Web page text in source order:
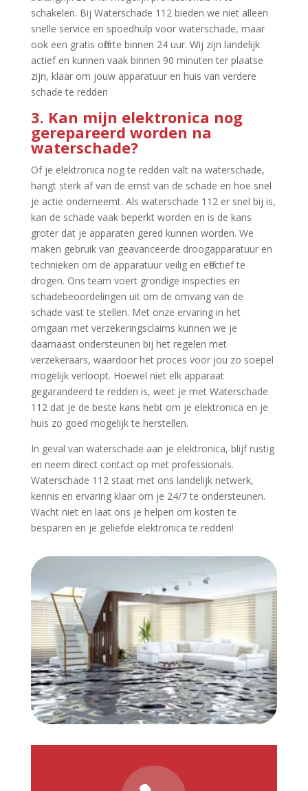
schakelen.​ Bij Waterschade 112 bieden we niet alleen
snelle service en spoedhulp voor waterschade, maar
ook een gratis offerte binnen 24 uur.​ Wij zijn landelijk
actief en kunnen vaak binnen 90 minuten ter plaatse
zijn, klaar om jouw apparatuur en huis van verdere
schade te redden
3.​ Kan mijn elektronica nog
gerepareerd worden na
waterschade?
Of je elektronica nog te redden valt na waterschade,
hangt sterk af van de ernst van de schade en hoe snel
je actie onderneemt.​ Als waterschade 112 er snel bij is,
kan de schade vaak beperkt worden en is de kans
groter dat je apparaten gered kunnen worden.​ We
maken gebruik van geavanceerde droogapparatuur en
technieken om de apparatuur veilig en effectief te
drogen.​ Ons team voert grondige inspecties en
schadebeoordelingen uit om de omvang van de
schade vast te stellen.​ Met onze ervaring in het
omgaan met verzekeringsclaims kunnen we je
daarnaast ondersteunen bij het regelen met
verzekeraars, waardoor het proces voor jou zo soepel
mogelijk verloopt.​ Hoewel niet elk apparaat
gegarandeerd te redden is, weet je met Waterschade
112 dat je de beste kans hebt om je elektronica en je
huis zo goed mogelijk te herstellen.​
In geval van waterschade aan je elektronica, blijf rustig
en neem direct contact op met professionals.​
Waterschade 112 staat met ons landelijk netwerk,
kennis en ervaring klaar om je 24/7 te ondersteunen.​
Wacht niet en laat ons je helpen om kosten te
besparen en je geliefde elektronica te redden!